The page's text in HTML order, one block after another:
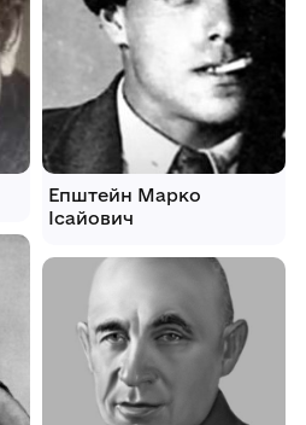
Епштейн Марко
Ісайович